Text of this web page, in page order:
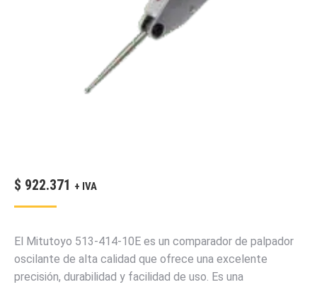
$ 922.371 + IVA
El Mitutoyo 513-414-10E es un comparador de palpador
oscilante de alta calidad que ofrece una excelente
precisión, durabilidad y facilidad de uso. Es una